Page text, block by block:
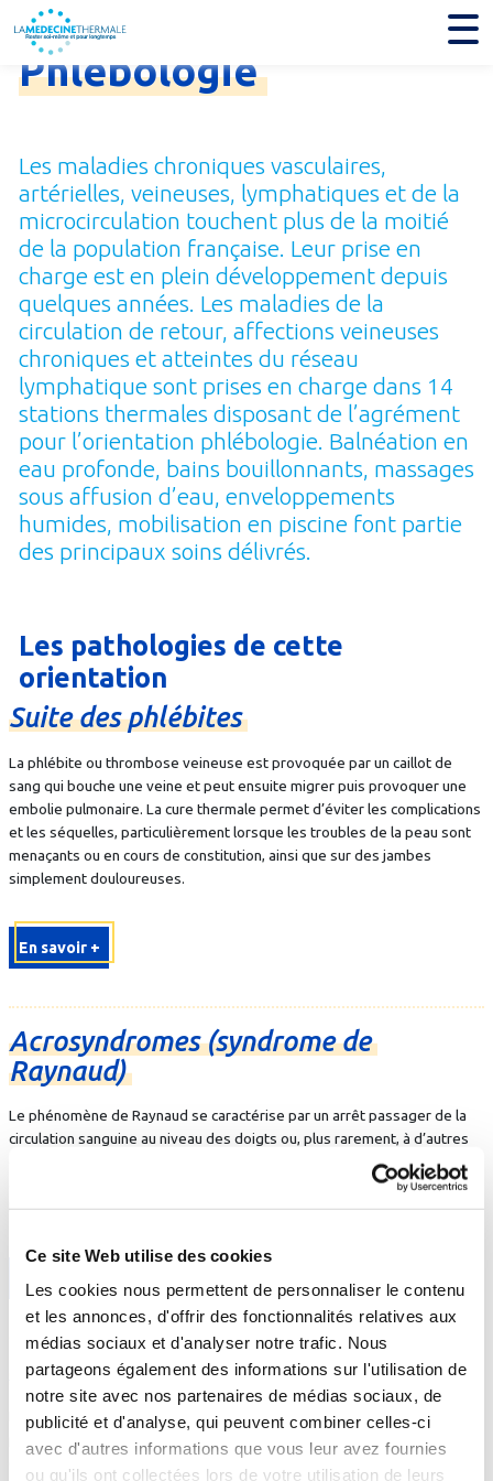
Ce site Web utilise des cookies
Les cookies nous permettent de personnaliser le contenu
et les annonces, d'offrir des fonctionnalités relatives aux
médias sociaux et d'analyser notre trafic. Nous
partageons également des informations sur l'utilisation de
notre site avec nos partenaires de médias sociaux, de
publicité et d'analyse, qui peuvent combiner celles-ci
avec d'autres informations que vous leur avez fournies
ou qu'ils ont collectées lors de votre utilisation de leurs
Phlébologie
Les maladies chroniques vasculaires,
artérielles, veineuses, lymphatiques et de la
microcirculation touchent plus de la moitié
de la population française. Leur prise en
charge est en plein développement depuis
quelques années. Les maladies de la
circulation de retour, affections veineuses
chroniques et atteintes du réseau
lymphatique sont prises en charge dans 14
stations thermales disposant de l’agrément
pour l’orientation phlébologie. Balnéation en
eau profonde, bains bouillonnants, massages
sous affusion d’eau, enveloppements
humides, mobilisation en piscine font partie
des principaux soins délivrés.
Les pathologies de cette
orientation
Suitedesphlébites
La phlébite ou thrombose veineuse est provoquée par un caillot de
sang qui bouche une veine et peut ensuite migrer puis provoquer une
embolie pulmonaire. La cure thermale permet d’éviter les complications
et les séquelles, particulièrement lorsque les troubles de la peau sont
menaçants ou en cours de constitution, ainsi que sur des jambes
simplement douloureuses.
En savoir +
Acrosyndromes(syndromede
Raynaud)
Le phénomène de Raynaud se caractérise par un arrêt passager de la
circulation sanguine au niveau des doigts ou, plus rarement, à d’autres
extrémités comme les orteils ou le nez. Le syndrome intervient par
crises déclenchées souvent par le froid, les variations de température,
l’humidité ou le stress.
Affectionsveineuseschroniques
Les varices, les symptômes veineux et les troubles trophiques font
partie des trois syndromes d’affections veineuses chroniques liés au
dysfonctionnement de la circulation au niveau des membres inférieurs.